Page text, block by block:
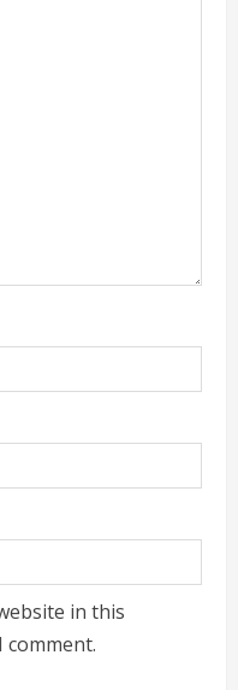
in this